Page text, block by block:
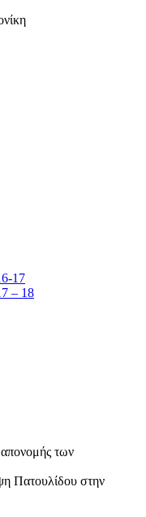
17
– 18
των
Πατουλίδου στην